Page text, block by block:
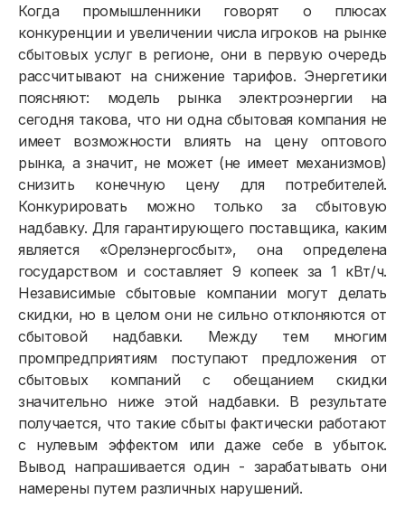
Когда промышленники говорят о плюсах
конкуренции и увеличении числа игроков на рынке
сбытовых услуг в регионе, они в первую очередь
рассчитывают на снижение тарифов. Энергетики
поясняют: модель рынка электроэнергии на
сегодня такова, что ни одна сбытовая компания не
имеет возможности влиять на цену оптового
рынка, а значит, не может (не имеет механизмов)
снизить конечную цену для потребителей.
Конкурировать можно только за сбытовую
надбавку. Для гарантирующего поставщика, каким
является «Орелэнергосбыт», она определена
государством и составляет 9 копеек за 1 кВт/ч.
Независимые сбытовые компании могут делать
скидки, но в целом они не сильно отклоняются от
сбытовой надбавки. Между тем многим
промпредприятиям поступают предложения от
сбытовых компаний с обещанием скидки
значительно ниже этой надбавки. В результате
получается, что такие сбыты фактически работают
с нулевым эффектом или даже себе в убыток.
Вывод напрашивается один - зарабатывать они
намерены путем различных нарушений.
Приборы учёта и показания
Должникам
Онлайн-сервисы
Полезное